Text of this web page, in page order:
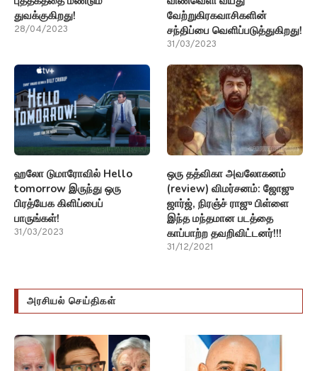
துவக்குகிறது!
28/04/2023
வேற்றுகிரகவாசிகளின்
சந்திப்பை வெளிப்படுத்துகிறது!
31/03/2023
ஹலோ டுமாரோவில் Hello
tomorrow இருந்து ஒரு
பிரத்யேக கிளிப்பைப்
பாருங்கள்!
31/03/2023
ஒரு தத்விகா அவலோகனம்
(review) விமர்சனம்: ஜோஜு
ஜார்ஜ், நிரஞ்ச் ராஜு பிள்ளை
இந்த மந்தமான படத்தை
காப்பாற்ற தவறிவிட்டனர்!!!
31/12/2021
அரசியல் செய்திகள்